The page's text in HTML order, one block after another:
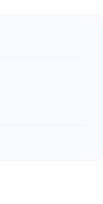
펄어비스, 붉은사막 영상
현대리바트, '2026 코리아
흥국자산운용, 코스닥 성
외국인 돌아왔지만 …'삼전
"월가 큰손들을 털어라"